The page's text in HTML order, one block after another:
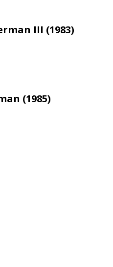
III (1983)
(1985)